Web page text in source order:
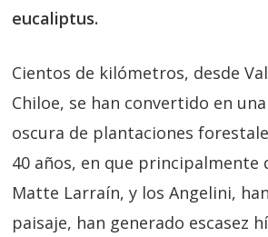
eucaliptus.
Cientos de kilómetros, desde
Chiloe, se han convertido en
oscura de plantaciones
40 años, en que principalmente
Matte Larraín, y los Angelini,
paisaje, han generado escasez